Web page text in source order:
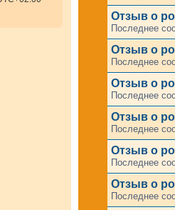
Отзыв о
Последнее
Отзыв о
Последнее
Отзыв о
Последнее
Отзыв о
Последнее
Отзыв о
Последнее
Отзыв о
Последнее